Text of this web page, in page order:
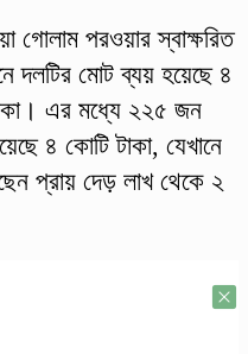
গোলাম পরওয়ার স্বাক্ষরিত
দলটির মোট ব্যয় হয়েছে ৪
এর মধ্যে ২২৫ জন
৪ কোটি টাকা, যেখানে
প্রায় দেড় লাখ থেকে ২